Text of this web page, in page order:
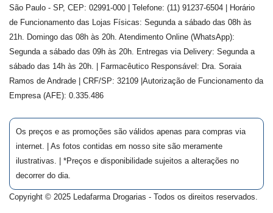
São Paulo - SP, CEP: 02991-000 | Telefone: (11) 91237-6504 | Horário
de Funcionamento das Lojas Físicas: Segunda a sábado das 08h às
21h. Domingo das 08h às 20h. Atendimento Online (WhatsApp):
Segunda a sábado das 09h às 20h. Entregas via Delivery: Segunda a
sábado das 14h às 20h. | Farmacêutico Responsável: Dra. Soraia
Ramos de Andrade
| CRF/SP: 32109 |Autorização de Funcionamento da
Empresa (AFE): 0.335.486
Os preços e as promoções são válidos apenas para compras via
internet. | As fotos contidas em nosso site são meramente
ilustrativas. | *Preços e disponibilidade sujeitos a alterações no
decorrer do dia.
Copyright © 2025 Ledafarma Drogarias - Todos os direitos reservados.